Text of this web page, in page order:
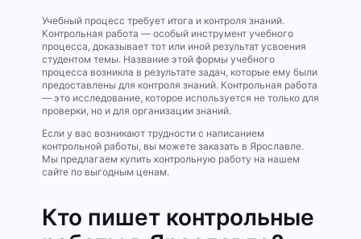
Учебный процесс требует итога и контроля знаний.
Контрольная работа — особый инструмент учебного
процесса, доказывает тот или иной результат усвоения
студентом темы. Название этой формы учебного
процесса возникла в результате задач, которые ему были
предоставлены для контроля знаний. Контрольная работа
— это исследование, которое используется не только для
проверки, но и для организации знаний.
Если у вас возникают трудности с написанием
контрольной работы, вы можете заказать в Ярославле.
Мы предлагаем купить контрольную работу на нашем
сайте по выгодным ценам.
Кто пишет контрольные